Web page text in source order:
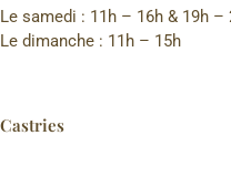
Le samedi : 11h – 16h & 19h –
Le dimanche : 11h – 15h
Castries